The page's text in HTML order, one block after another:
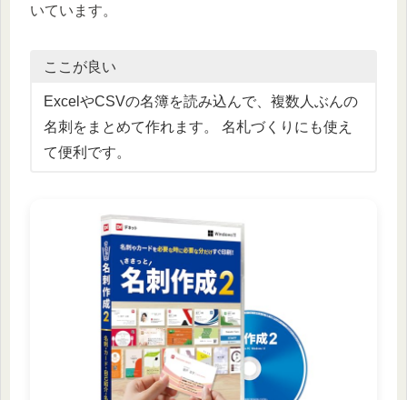
いています。
ここが良い
ExcelやCSVの名簿を読み込んで、複数人ぶんの
名刺をまとめて作れます。 名札づくりにも使え
て便利です。